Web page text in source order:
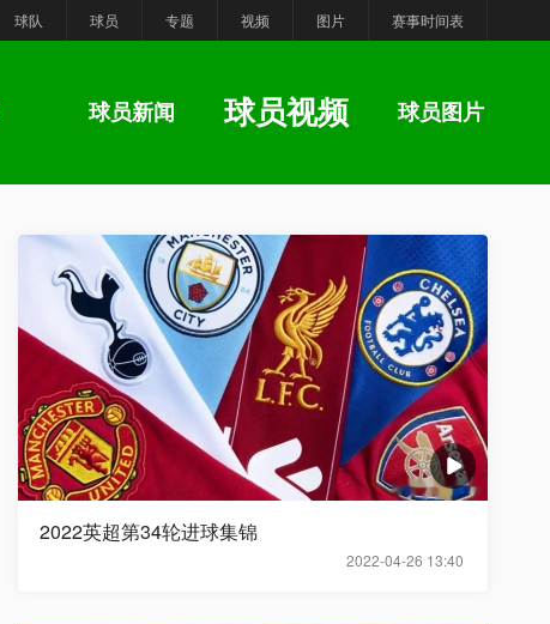
球队 球员 专题 视频 图片 赛事时间表
球员新闻 球员视频 球员图片
2022-04-26 13:40
2022英超第34轮进球集锦